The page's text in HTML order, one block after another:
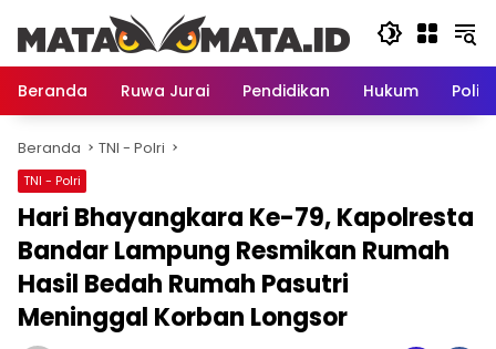
konten
Beranda
Ruwa Jurai Pendidikan Hukum
Beranda TNI - Polri
TNI - Polri
Hari Bhayangkara Ke-79, Kapolresta
Bandar Lampung Resmikan Rumah
Hasil Bedah Rumah Pasutri
Meninggal Korban Longsor